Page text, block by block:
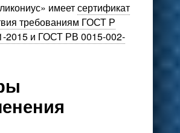
имеетсертификат
требованиям ГОСТ Р
2015 и ГОСТ РВ 0015-002-